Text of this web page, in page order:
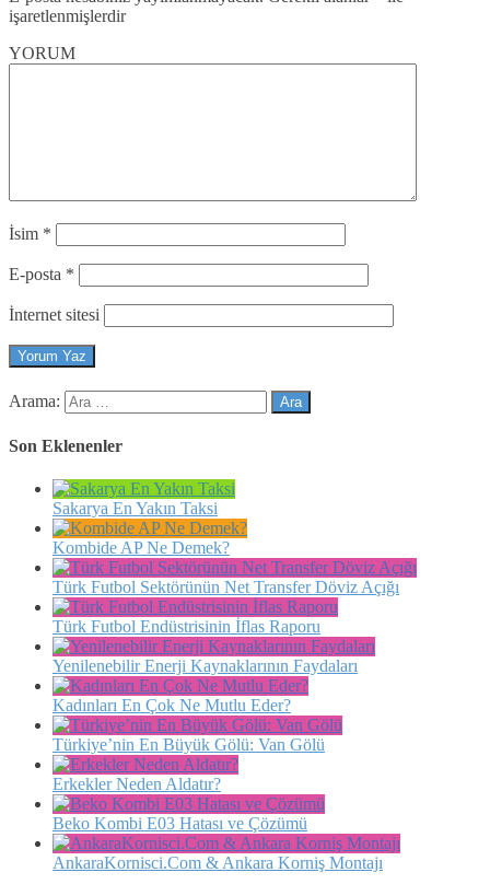
işaretlenmişlerdir
YORUM
İsim *
E-posta *
İnternet sitesi
Arama:
Son Eklenenler
Sakarya En Yakın Taksi
Kombide AP Ne Demek?
Türk Futbol Sektörünün Net Transfer Döviz Açığı
Türk Futbol Endüstrisinin İflas Raporu
Yenilenebilir Enerji Kaynaklarının Faydaları
Kadınları En Çok Ne Mutlu Eder?
Türkiye’nin En Büyük Gölü: Van Gölü
Erkekler Neden Aldatır?
Beko Kombi E03 Hatası ve Çözümü
AnkaraKornisci.Com & Ankara Korniş Montajı